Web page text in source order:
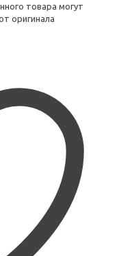
товара могут
оригинала